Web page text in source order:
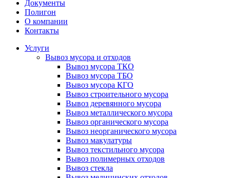
Документы
Полигон
О компании
Контакты
Услуги
Вывоз мусора и отходов
Вывоз мусора ТКО
Вывоз мусора ТБО
Вывоз мусора КГО
Вывоз строительного мусора
Вывоз деревянного мусора
Вывоз металлического мусора
Вывоз органического мусора
Вывоз неорганического мусора
Вывоз макулатуры
Вывоз текстильного мусора
Вывоз полимерных отходов
Вывоз стекла